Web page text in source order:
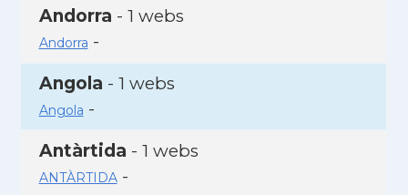
Andorra - 1 webs
Andorra -
Angola - 1 webs
Angola -
Antàrtida - 1 webs
ANTÀRTIDA-